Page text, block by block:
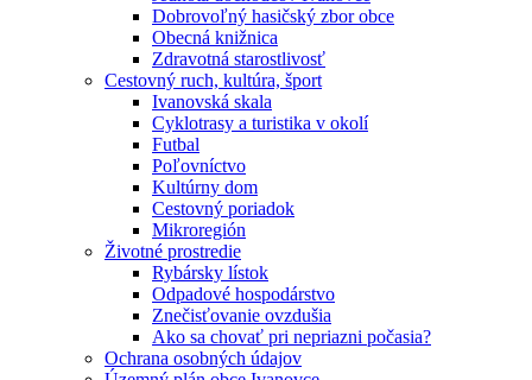
Dobrovoľný hasičský zbor obce
Obecná knižnica
Zdravotná starostlivosť
Cestovný ruch, kultúra, šport
Ivanovská skala
Cyklotrasy a turistika v okolí
Futbal
Poľovníctvo
Kultúrny dom
Cestovný poriadok
Mikroregión
Životné prostredie
Rybársky lístok
Odpadové hospodárstvo
Znečisťovanie ovzdušia
Ako sa chovať pri nepriazni počasia?
Ochrana osobných údajov